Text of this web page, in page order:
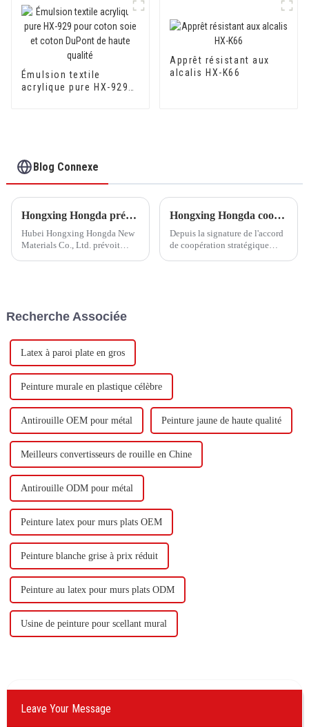
Émulsion textile
acrylique pure HX-929
Apprêt résistant aux
alcalis HX-K66
Blog Connexe
Hongxing Hongda prévoit d'investir 1,6 milliard de yuans pour construire une nouvelle usine de production d'émulsion d'une capacité de production de 510 000 tonnes par an.
Hubei Hongxing Hongda New
Materials Co., Ltd. prévoit
base d'eau et 60 000 tonnes de
Hongxing Hongda coopère avec Keshun Waterproof Technology Co., Ltd pour apporter un nouvel avenir à l'industrie
Depuis la signature de l'accord
de coopération stratégique
Recherche Associée
Latex à paroi plate en gros
Peinture murale en plastique célèbre
Antirouille OEM pour métal Peinture jaune de haute qualité
Meilleurs convertisseurs de rouille en Chine
Antirouille ODM pour métal
Peinture latex pour murs plats OEM
Peinture blanche grise à prix réduit
Peinture au latex pour murs plats ODM
Usine de peinture pour scellant mural
Leave Your Message